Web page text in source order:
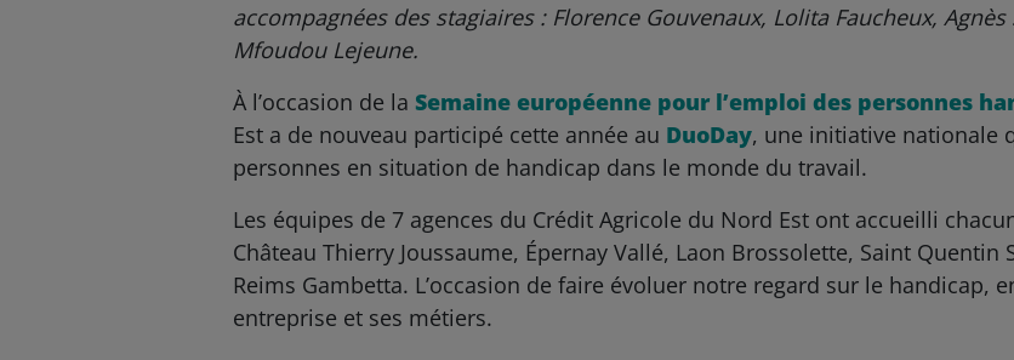
accompagnées des stagiaires : Florence Gouvenaux, Lolita Faucheux,
Mfoudou Lejeune.
À l’occasion de la Semaine européenne pour l’emploi des personnes
Est a de nouveau participé cette année au DuoDay, une initiative nationale
personnes en situation de handicap dans le monde du travail.
Les équipes de 7 agences du Crédit Agricole du Nord Est ont accueilli
Château Thierry Joussaume, Épernay Vallé, Laon Brossolette, Saint Quentin
Reims Gambetta. L’occasion de faire évoluer notre regard sur le handicap,
entreprise et ses métiers.